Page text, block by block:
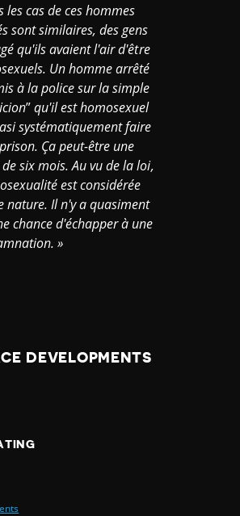
les cas de ces hommes
sont similaires, des gens
qu'ils avaient l'air d'être
Un homme arrêté
à la police sur la simple
”qu'il est homosexuel
systématiquement faire
Ça peut-être une
six mois. Au vu de la loi,
est considérée
nature. Il n'y a quasiment
chance d'échapper à une
»
DEVELOPMENTS